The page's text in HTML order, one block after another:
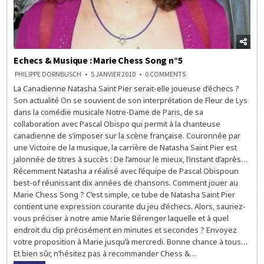
Echecs & Musique : Marie Chess Song n°5
PHILIPPE DORNBUSCH 5 JANVIER 2010 0 COMMENTSON
&
MUSIQUE
:
MARIE
CHESS
SONG
N°5
La Canadienne Natasha Saint Pier serait-elle joueuse d’échecs ?
Son actualité On se souvient de son interprétation de Fleur de Lys
dans la comédie musicale Notre-Dame de Paris, de sa
collaboration avec Pascal Obispo qui permit à la chanteuse
canadienne de s’imposer sur la scène française. Couronnée par
une Victoire de la musique, la carrière de Natasha Saint Pier est
jalonnée de titres à succès : De l’amour le mieux, l’instant d’après…
Récemment Natasha a réalisé avec l’équipe de Pascal Obispoun
best-of réunissant dix années de chansons. Comment jouer au
Marie Chess Song ? C’est simple, ce tube de Natasha Saint Pier
contient une expression courante du jeu d’échecs. Alors, sauriez-
vous préciser à notre amie Marie Bérenger laquelle et à quel
endroit du clip précisément en minutes et secondes ? Envoyez
votre proposition à Marie jusqu’à mercredi. Bonne chance à tous…
Et bien sûr, n’hésitez pas à recommander Chess &…